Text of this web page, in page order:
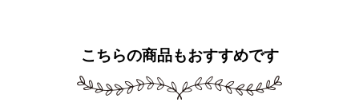
こちらの商品もおすすめです